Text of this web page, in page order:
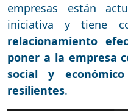
empresas están
iniciativa y tiene
relacionamiento
poner a la empresa
social y
resilientes.